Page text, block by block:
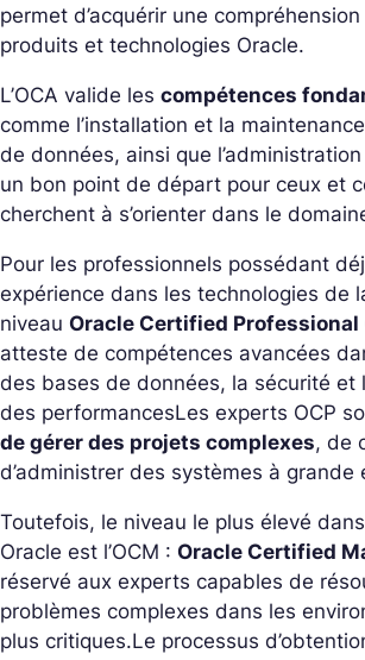
permet d’acquérir une
produits et technologies Oracle.
L’OCA valide les compétences
comme l’installation et la
de données, ainsi que l’administration
un bon point de départ pour ceux et
cherchent à s’orienter dans le
Pour les professionnels possédant
expérience dans les technologies de
niveau Oracle Certified Professional
atteste de compétences avancées
des bases de données, la sécurité et
des performancesLes experts OCP
de gérer des projets complexes, de
d’administrer des systèmes à grande
Toutefois, le niveau le plus élevé
Oracle est l’OCM : Oracle Certified
réservé aux experts capables de
problèmes complexes dans les
plus critiques.Le processus